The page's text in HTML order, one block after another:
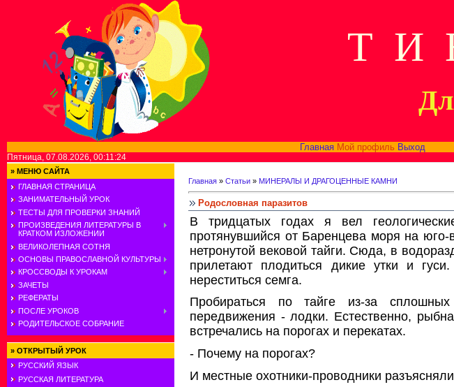
Т И
Главная Мой профиль ВыходВы
Пятница, 07.08.2026, 00:11:24
» МЕНЮ САЙТА
ГЛАВНАЯ СТРАНИЦА
ЗАНИМАТЕЛЬНЫЙ УРОК
ТЕСТЫ ДЛЯ ПРОВЕРКИ ЗНАНИЙ
ПРОИЗВЕДЕНИЯ ЛИТЕРАТУРЫ В
КРАТКОМ ИЗЛОЖЕНИИ
ВЕЛИКОЛЕПНАЯ СОТНЯ
ОСНОВЫ ПРАВОСЛАВНОЙ КУЛЬТУРЫ
КРОССВОДЫ К УРОКАМ
ЗАЧЕТЫ
РЕФЕРАТЫ
ПОСЛЕ УРОКОВ
РОДИТЕЛЬСКОЕ СОБРАНИЕ
» ОТКРЫТЫЙ УРОК
РУССКИЙ ЯЗЫК
РУССКАЯ ЛИТЕРАТУРА
Главная » Статьи » МИНЕРАЛЫ И ДРАГОЦЕННЫЕ КАМНИ
Родословная паразитов
B тридцатых годах я вел
протянувшийся от Баренцева моря на юго-
нетронутой вековой тайги. Сюда, в
прилетают плодиться дикие утки и
нереститься семга.
Пробираться по тайге из-за
передвижения - лодки. Естественно,
встречались на порогах и перекатах.
- Почему на порогах?
И местные охотники-проводники